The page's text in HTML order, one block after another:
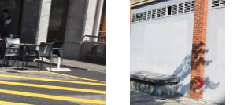
Next